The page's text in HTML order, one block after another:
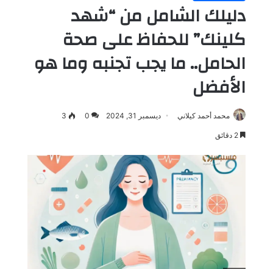
دليلك الشامل من “شهد
كلينك” للحفاظ على صحة
الحامل.. ما يجب تجنبه وما هو
الأفضل
محمد أحمد كيلاني ديسمبر 31, 2024 0
3